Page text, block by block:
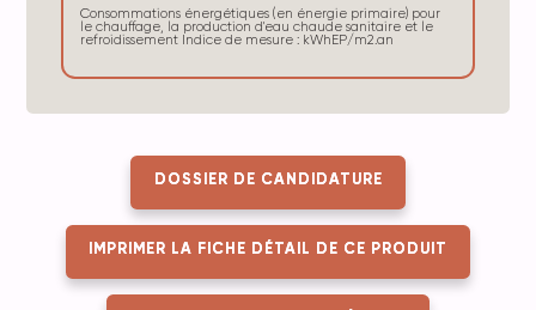
Consommations énergétiques (en énergie primaire) pour
le chauffage, la production d'eau chaude sanitaire et le
refroidissement Indice de mesure : kWhEP/m2.an
DOSSIER DE CANDIDATURE
IMPRIMER LA FICHE DÉTAIL DE CE PRODUIT